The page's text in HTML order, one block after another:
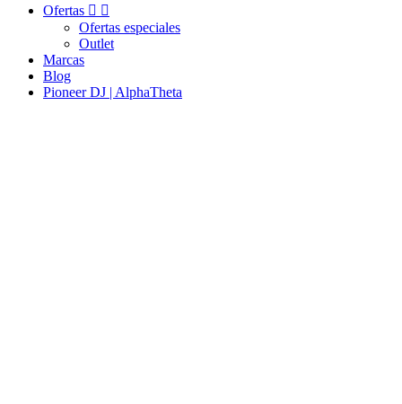
Ofertas  
Ofertas especiales
Outlet
Marcas
Blog
Pioneer DJ | AlphaTheta